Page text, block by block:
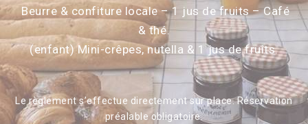
Beurre & confiture locale –1 jus de fruits –Café
& thé.
(enfant) Mini-crêpes, nutella & 1 jus de fruits.
Le règlement s’effectue directement sur place. Réservation
préalable obligatoire.